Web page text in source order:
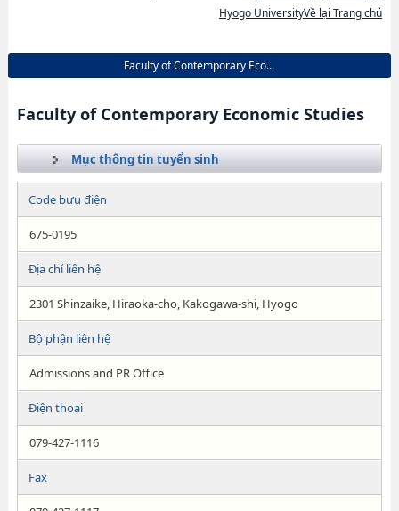
Hyogo UniversityVề lại Trang chủ
Faculty of Contemporary Eco...
Faculty of Contemporary Economic Studies
Mục thông tin tuyển sinh
Code bưu điện
675-0195
Địa chỉ liên hệ
2301 Shinzaike, Hiraoka-cho, Kakogawa-shi, Hyogo
Bộ phận liên hệ
Admissions and PR Office
Điện thoại
079-427-1116
Fax